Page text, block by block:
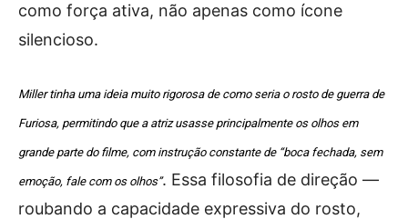
como força ativa, não apenas como ícone
silencioso.
Miller tinha uma ideia muito rigorosa de como seria o rosto de guerra de
Furiosa, permitindo que a atriz usasse principalmente os olhos em
grande parte do filme, com instrução constante de “boca fechada, sem
emoção, fale com os olhos”. Essa filosofia de direção —
roubando a capacidade expressiva do rosto,